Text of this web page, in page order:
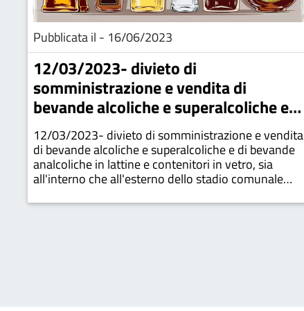
Pubblicata il - 16/06/2023
12/03/2023- divieto di
somministrazione e vendita di
bevande alcoliche e superalcoliche e
di bevande analcoliche in lattine e
contenitori in vetro, sia all'interno che
all'esterno dello stadio comunale
"coviello"
12/03/2023- divieto di somministrazione e vendita
di bevande alcoliche e superalcoliche e di bevande
analcoliche in lattine e contenitori in vetro, sia
all'interno che all'esterno dello stadio comunale